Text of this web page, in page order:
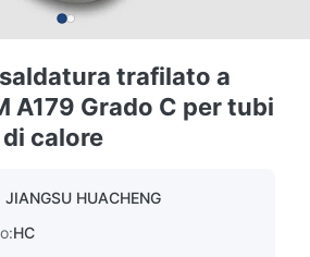
trafilato a
A179 Grado C per tubi
calore
JIANGSU HUACHENG
HC